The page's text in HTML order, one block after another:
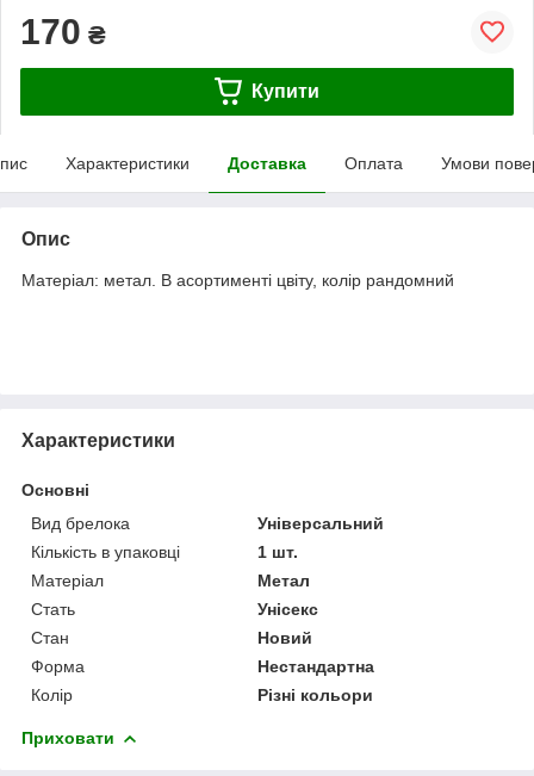
170 ₴
Купити
Характеристики Доставка Оплата Умови
Опис
Матеріал: метал. В асортименті цвіту, колір рандомний
Характеристики
Основні
Вид брелока
Універсальний
Кількість в упаковці
1 шт.
Матеріал
Метал
Стать
Унісекс
Стан
Новий
Форма
Нестандартна
Колір
Різні кольори
Приховати